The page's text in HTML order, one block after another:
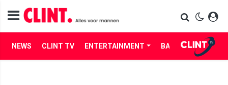
NEWS CLINT TV ENTERTAINMENT BABES LIFE